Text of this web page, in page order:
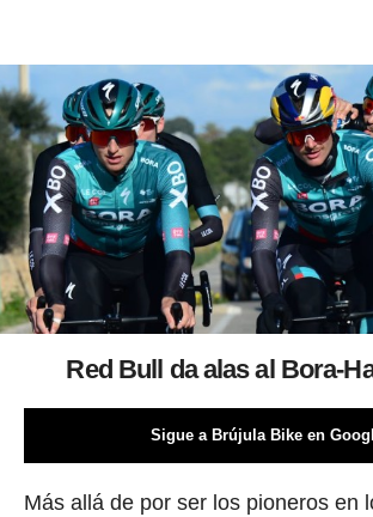
Red Bull da alas al Bora-
Sigue a Brújula Bike en
Más allá de por ser los pioneros en